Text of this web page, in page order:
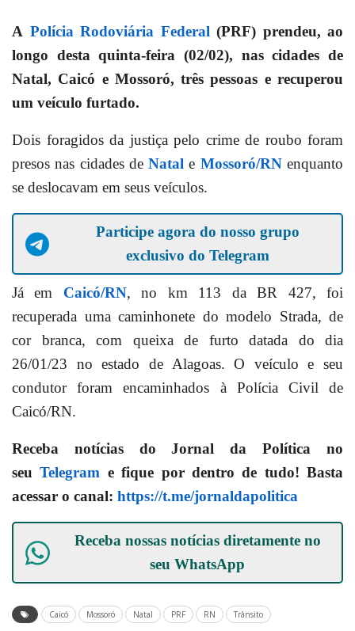
A Polícia Rodoviária Federal(PRF) prendeu, ao
longo desta quinta-feira (02/02), nas cidades de
Natal, Caicó e Mossoró, três pessoas e recuperou
um veículo furtado.
Dois foragidos da justiça pelo crime de roubo foram
presos nas cidades deNatal e Mossoró/RNenquanto
se deslocavam em seus veículos.
Participe agora do nosso grupo
exclusivo do Telegram
Já em Caicó/RN, no km 113 da BR 427, foi
recuperada uma caminhonete do modelo Strada, de
cor branca, com queixa de furto datada do dia
26/01/23 no estado de Alagoas. O veículo e seu
condutor foram encaminhados à Polícia Civil de
Caicó/RN.
Receba notícias do Jornal da Política no
seuTelegram e fique por dentro de tudo! Basta
acessar o canal: https://t.me/jornaldapolitica
Receba nossas notícias diretamente no
seuWhatsApp
Caicó Mossoró Natal PRF RN Trânsito